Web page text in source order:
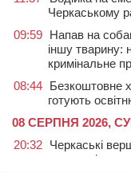
Черкаському
09:59 Напав на
іншу тварину:
кримінальне
08:44 Безкоштовне
готують
08 СЕРПНЯ 2026,
20:32 Черкаські
першості